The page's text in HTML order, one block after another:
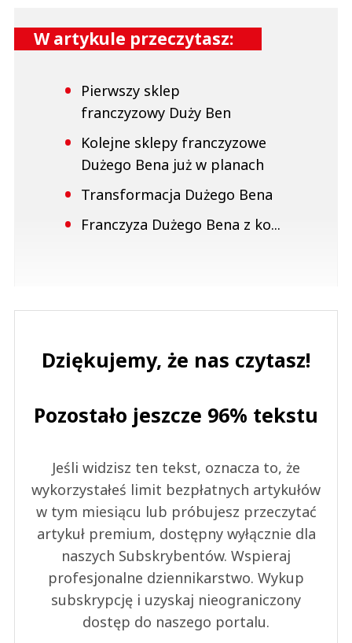
W artykule przeczytasz:
Pierwszy sklep
franczyzowy Duży Ben
Kolejne sklepy franczyzowe
Dużego Bena już w planach
Transformacja Dużego Bena
Franczyza Dużego Bena z ko...
Dziękujemy, że nas czytasz!
Pozostało jeszcze 96% tekstu
Jeśli widzisz ten tekst, oznacza to, że
wykorzystałeś limit bezpłatnych artykułów
w tym miesiącu lub próbujesz przeczytać
artykuł premium, dostępny wyłącznie dla
naszych Subskrybentów. Wspieraj
profesjonalne dziennikarstwo. Wykup
subskrypcję i uzyskaj nieograniczony
dostęp do naszego portalu.